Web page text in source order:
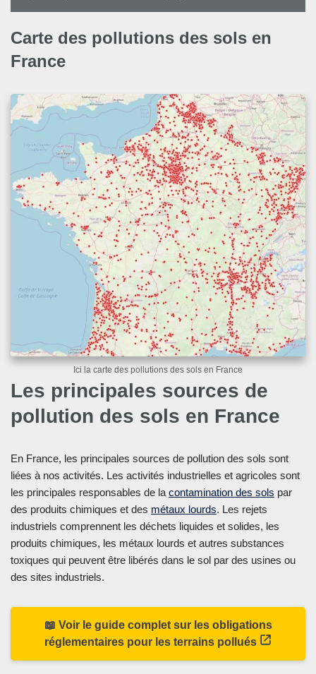
Carte des pollutions des sols en
France
Ici la carte des pollutions des sols en France
Les principales sources de
pollution des sols en France
En France, les principales sources de pollution des sols sont
liées à nos activités. Les activités industrielles et agricoles sont
les principales responsables de la contamination des sols par
des produits chimiques et des métaux lourds. Les rejets
industriels comprennent les déchets liquides et solides, les
produits chimiques, les métaux lourds et autres substances
toxiques qui peuvent être libérés dans le sol par des usines ou
des sites industriels.
📖 Voir le guide complet sur les obligations
réglementaires pour les terrains pollués